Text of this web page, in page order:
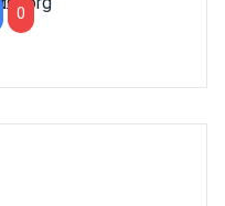
0